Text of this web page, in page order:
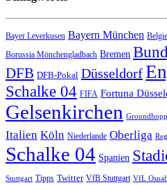
Bayer Leverkusen Bayern München
Borussia Mönchengladbach Bremen
DFB DFB-Pokal Düsseldorf
Schalke 04 FIFA Fortuna
Gelsenkirchen
Italien Köln Niederlande Oberliga
Schalke 04 Spanien
Stuttgart Tipps Twitter VfB Stuttgart VfL